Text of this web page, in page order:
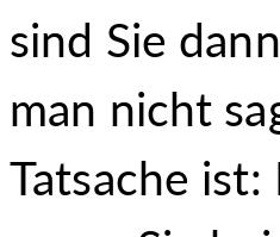
sind Sie
man nicht
Tatsache